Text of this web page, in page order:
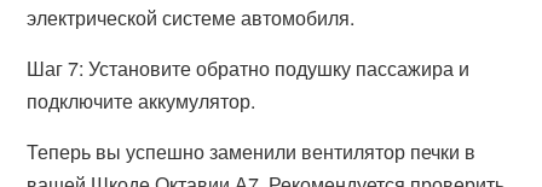
электрической системе автомобиля.
Шаг 7: Установите обратно подушку пассажира и
подключите аккумулятор.
Теперь вы успешно заменили вентилятор печки в